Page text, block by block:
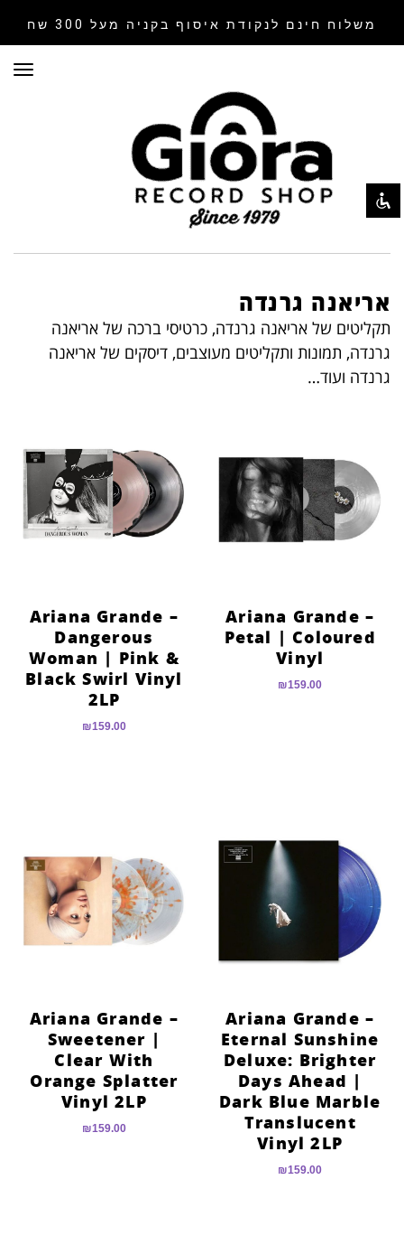
השבת את ההבזקים
סמן כותרות
צבע רקע
זום (הקטנה)
add_circle_outline הגדלת גופן
spellcheck גופן קריא
brightness_high ניגודיות בהירה
ניגודיות כהה
משלוח חינם לנקודת איסוף בקניה מעל 300 שח
אריאנה גרנדה
תקליטים של אריאנה גרנדה, כרטיסי ברכה של אריאנה
גרנדה, תמונות ותקליטים מעוצבים, דיסקים של אריאנה
גרנדה ועוד…
Ariana Grande –
Petal | Coloured
Vinyl
₪159.00
Ariana Grande –
Dangerous
Woman | Pink &
Black Swirl Vinyl
2LP
₪159.00
Ariana Grande –
Eternal Sunshine
Deluxe: Brighter
Days Ahead |
Dark Blue Marble
Translucent
Vinyl 2LP
₪159.00
Ariana Grande –
Sweetener |
Clear With
Orange Splatter
Vinyl 2LP
₪159.00